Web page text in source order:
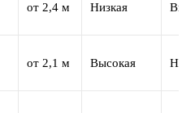
от 2,4 м Низкая
от 2,1 м Высокая